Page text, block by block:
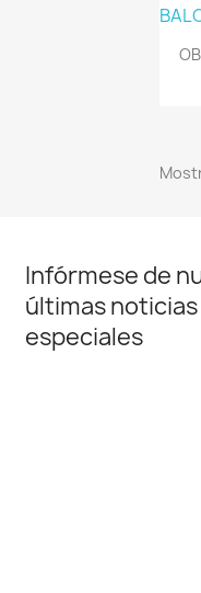
Infórmese de
últimas
especiales